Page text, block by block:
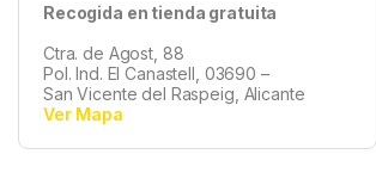
Recogida en tienda gratuita
Ctra. de Agost, 88
Pol. Ind. El Canastell, 03690 –
San Vicente del Raspeig, Alicante
Ver Mapa